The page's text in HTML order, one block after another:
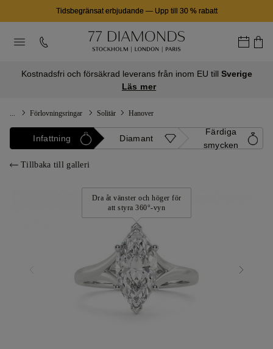
Tidsbegränsat erbjudande — Upp till 30 % rabatt
Kostnadsfri och försäkrad leverans från inom EU till Sverige
Läs mer
Förlovningsringar Solitär Hanover
Infattning Diamant
Färdiga
smycken
Tillbaka till galleri
Dra åt vänster och höger för
att styra 360°-vyn